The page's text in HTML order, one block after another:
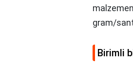
gram/
Birimli